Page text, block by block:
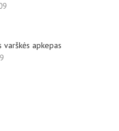
varškės apkepas